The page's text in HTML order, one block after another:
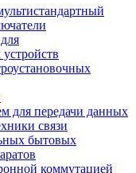
для передачи данных
связи
бытовых
коммутацией